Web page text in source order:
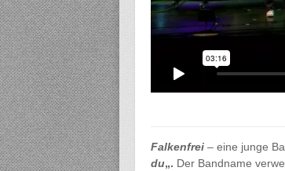
Falkenfrei – eine junge
du„. Der Bandname